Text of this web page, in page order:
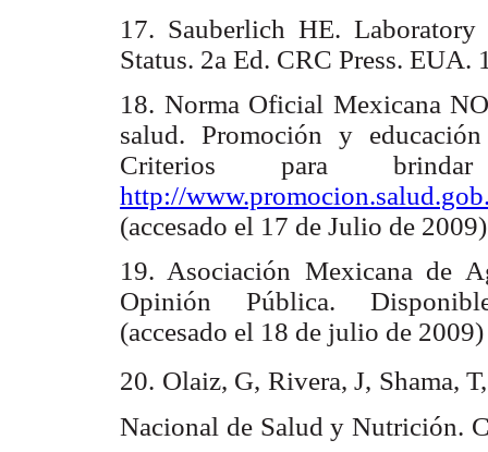
17. Sauberlich HE.
Status. 2a Ed. CRC Press.
18. Norma Oficial Mexicana
salud. Promoción y
Criterios para
http://
(accesado el 17 de Julio de
19. Asociación Mexicana de
Opinión Pública.
(accesado el 18 de julio de
20. Olaiz, G, Rivera, J, Shama,
Nacional de Salud y Nutrición.